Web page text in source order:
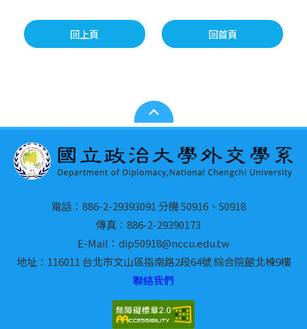
回上頁 回首頁
電話：886-2-29393091 分機 50916、50918
傳真：886-2-29390173
E-Mail：dip50918@nccu.edu.tw
地址：116011 台北市文山區指南路2段64號 綜合院館北棟9樓
聯絡我們